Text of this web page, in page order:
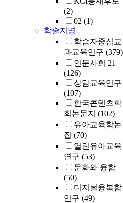
(2)
02 (1)
학술지명
학습자중심교
과교육연구 (379)
인문사회 21
(126)
상담교육연구
(107)
한국콘텐츠학
회논문지 (102)
유아교육학논
집 (70)
열린유아교육
연구 (53)
문화와 융합
(50)
디지털융복합
연구 (49)